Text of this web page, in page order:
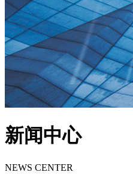
新闻中心
NEWS CENTER